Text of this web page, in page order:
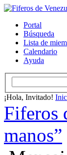
Portal
Búsqueda
Lista de
Calendario
Ayuda
¡Hola, Invitado!
Fiferos
manos”